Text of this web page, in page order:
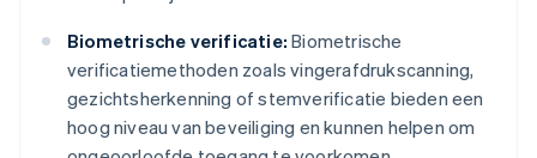
Biometrische verificatie: Biometrische
verificatiemethoden zoals vingerafdrukscanning,
gezichtsherkenning of stemverificatie bieden een
hoog niveau van beveiliging en kunnen helpen om